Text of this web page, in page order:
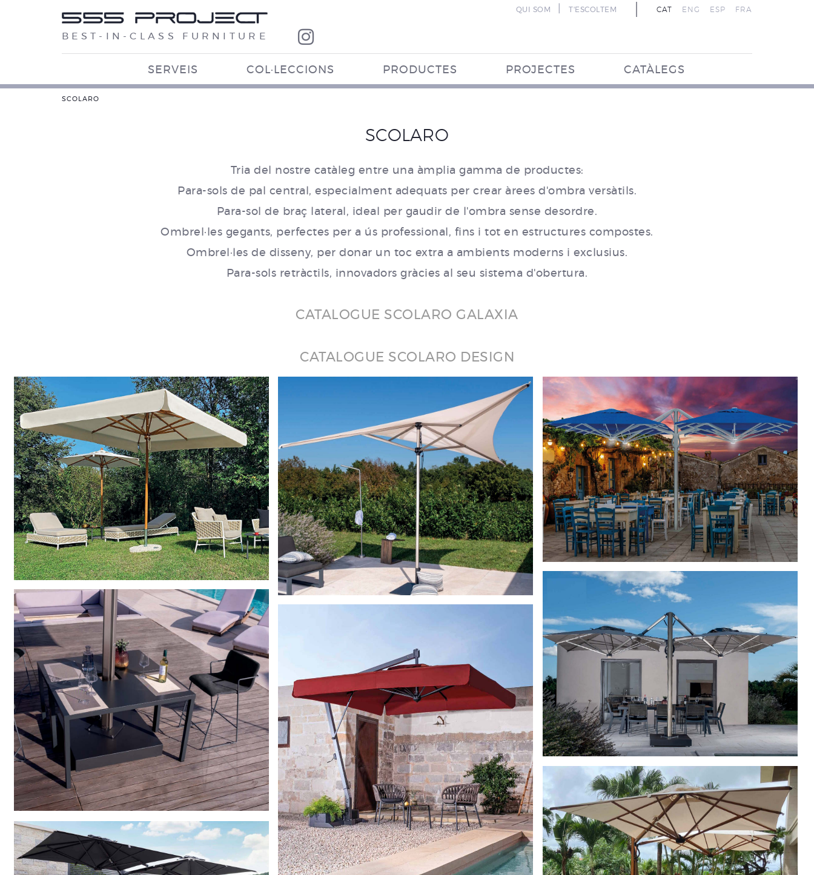
BEST-IN-CLASS FURNITURE
CAT ENG ESP FRA
QUI SOM T'ESCOLTEM
SERVEIS COL·LECCIONS PRODUCTES PROJECTES CATÀLEGS
SCOLARO
SCOLARO
Tria del nostre catàleg entre una àmplia gamma de productes:
Para-sols de pal central, especialment adequats per crear àrees d'ombra versàtils.
Para-sol de braç lateral, ideal per gaudir de l'ombra sense desordre.
Ombrel·les gegants, perfectes per a ús professional, fins i tot en estructures compostes.
Ombrel·les de disseny, per donar un toc extra a ambients moderns i exclusius.
Para-sols retràctils, innovadors gràcies al seu sistema d'obertura.
CATALOGUE SCOLARO GALAXIA
CATALOGUE SCOLARO DESIGN